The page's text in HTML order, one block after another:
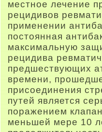
местное лечение
рецидивов
применении
постоянная
максимальную
рецидива
предшествующих
времени,
присоединения
путей является
поражением
меньшей мере 10